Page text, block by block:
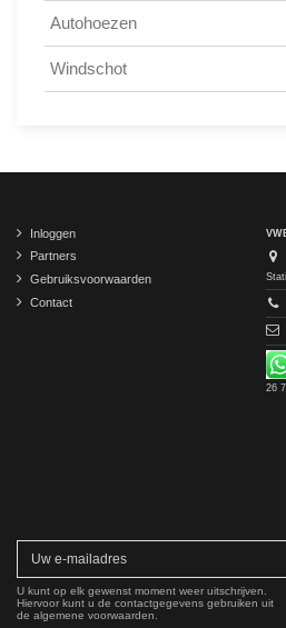
Autohoezen
Windschot
Inloggen
Partners
Gebruiksvoorwaarden
Contact
26
U kunt op elk gewenst moment weer uitschrijven.
Hiervoor kunt u de contactgegevens gebruiken uit
de algemene voorwaarden.